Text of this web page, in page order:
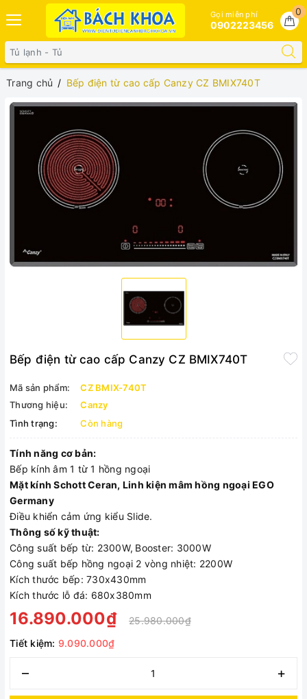
0
Gọi miễn phí
0902223456
Trang chủ Bếp điện từ cao cấp Canzy CZ BMIX740T
Bếp điện từ cao cấp Canzy CZ BMIX740T
Mã sản phẩm:
CZ BMIX-740T
Thương hiệu:
Canzy
Tình trạng:
Còn hàng
Tính năng cơ bản:
Bếp kính âm 1 từ 1 hồng ngoại
Mặt kính Schott Ceran, Linh kiện mâm hồng ngoại EGO
Germany
Điều khiển cảm ứng kiểu Slide.
Thông số kỹ thuật:
Công suất bếp từ: 2300W, Booster: 3000W
Công suất bếp hồng ngoại 2 vòng nhiệt: 2200W
Kích thước bếp: 730x430mm
Kích thước lỗ đá: 680x380mm
16.890.000₫
25.980.000₫
Tiết kiệm: 9.090.000₫
– +